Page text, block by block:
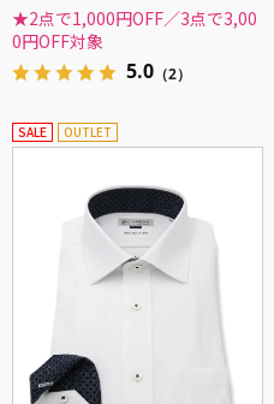
★2点で1,000円OFF／3点で3,00
0円OFF対象
5.0 （2）
SALE OUTLET